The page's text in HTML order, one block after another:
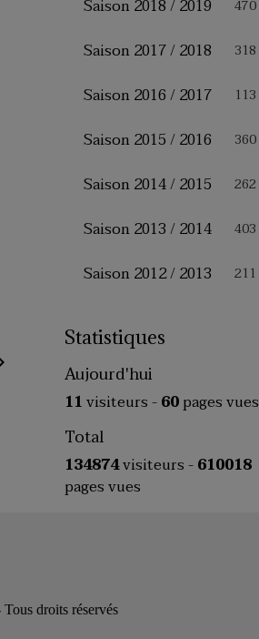
Saison 2018 / 2019 470
Saison 2017 / 2018 318
Saison 2016 / 2017 113
Saison 2015 / 2016 360
Saison 2014 / 2015 262
Saison 2013 / 2014 403
Saison 2012 / 2013 211
Statistiques
Aujourd'hui
11visiteurs -60pages vues
Total
134874visiteurs -610018
pages vues
droits réservés